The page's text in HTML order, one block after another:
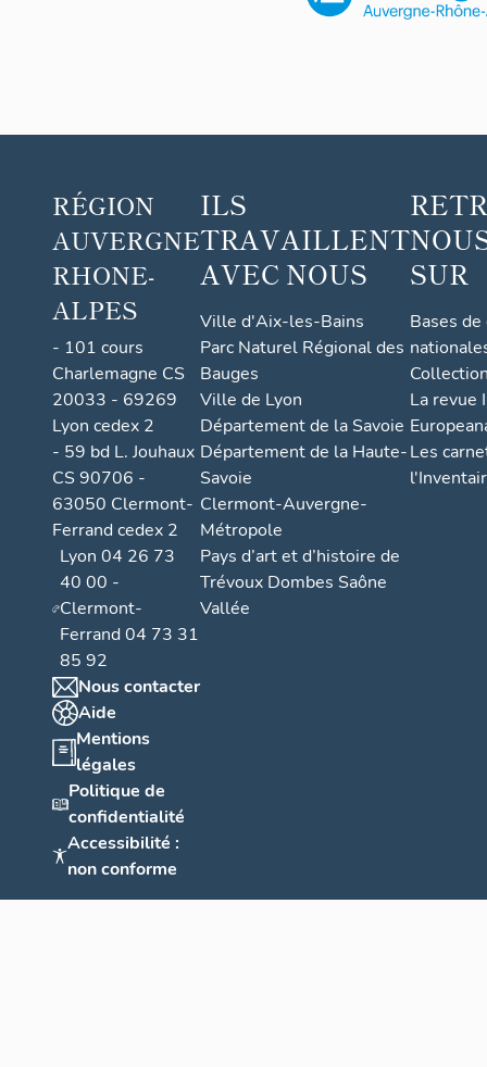
RÉGION
AUVERGNE
RHONE-
ALPES
- 101 cours
Charlemagne CS
20033 - 69269
Lyon cedex 2
- 59 bd L. Jouhaux
CS 90706 -
63050 Clermont-
Ferrand cedex 2
Lyon 04 26 73
40 00 -
Clermont-
Ferrand 04 73 31
85 92
Nous contacter
Aide
Mentions
légales
Politique de
confidentialité
Accessibilité :
non conforme
ILS
TRAVAILLENT
AVEC NOUS
Ville d'Aix-les-Bains
Parc Naturel Régional des
Bauges
Ville de Lyon
Département de la Savoie
Département de la Haute-
Savoie
Clermont-Auvergne-
Métropole
Pays d’art et d’histoire de
Trévoux Dombes Saône
Vallée
SUR
Bases
La revue
Les